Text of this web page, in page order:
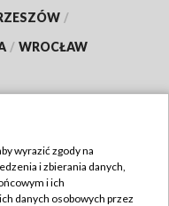
/
/ WROCŁAW
wyrazić zgody na
i zbierania danych,
i ich
danych osobowych przez